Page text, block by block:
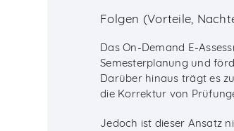
Folgen (Vorteile,
Das On-Demand E-
Semesterplanung und
Darüber hinaus trägt es
die Korrektur von
Jedoch ist dieser Ansatz